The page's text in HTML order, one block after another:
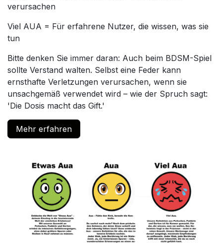
verursachen
Viel AUA = Für erfahrene Nutzer, die wissen, was sie
tun
Bitte denken Sie immer daran: Auch beim BDSM-Spiel
sollte Verstand walten. Selbst eine Feder kann
ernsthafte Verletzungen verursachen, wenn sie
unsachgemäß verwendet wird – wie der Spruch sagt:
'Die Dosis macht das Gift.'
Mehr erfahren